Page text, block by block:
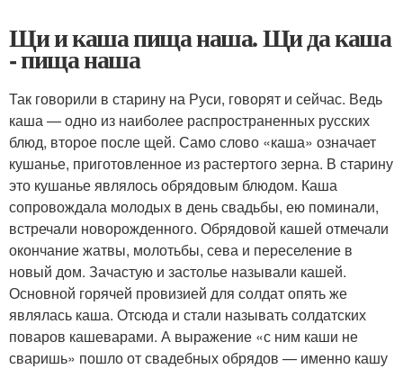
Щи и каша пища наша. Щи да каша
- пища наша
Так говорили в старину на Руси, говорят и сейчас. Ведь
каша — одно из наиболее распространенных русских
блюд, второе после щей. Само слово «каша» означает
кушанье, приготовленное из растертого зерна. В старину
это кушанье являлось обрядовым блюдом. Каша
сопровождала молодых в день свадьбы, ею поминали,
встречали новорожденного. Обрядовой кашей отмечали
окончание жатвы, молотьбы, сева и переселение в
новый дом. Зачастую и застолье называли кашей.
Основной горячей провизией для солдат опять же
являлась каша. Отсюда и стали называть солдатских
поваров кашеварами. А выражение «с ним каши не
сваришь» пошло от свадебных обрядов — именно кашу